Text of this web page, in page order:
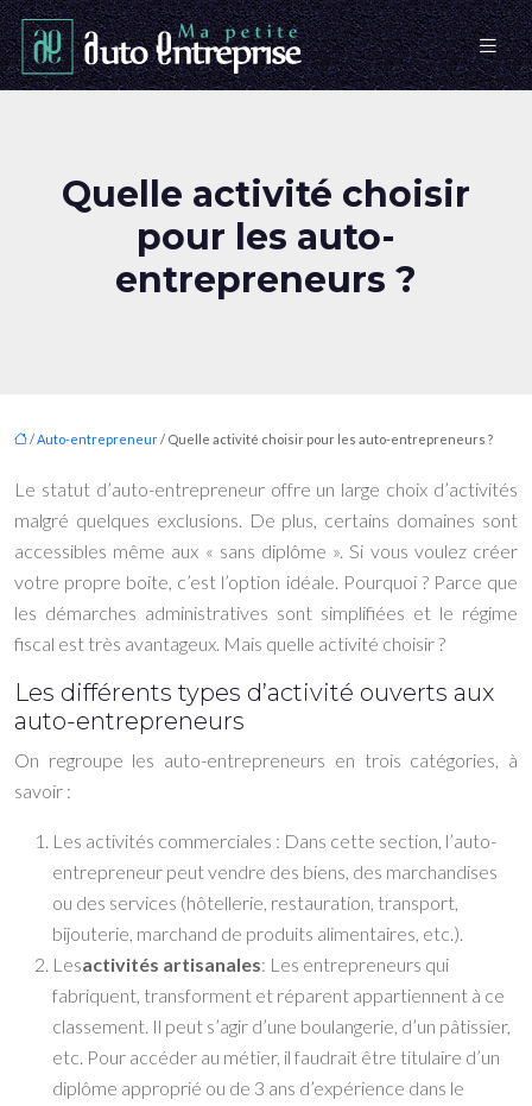
Quelle activité choisir
pour les auto-
entrepreneurs ?
/Auto-entrepreneur/ Quelle activité choisir pour les auto-entrepreneurs ?
Le statut d’auto-entrepreneur offre un large choix d’activités
malgré quelques exclusions. De plus, certains domaines sont
accessibles même aux « sans diplôme ». Si vous voulez créer
votre propre boite, c’est l’option idéale. Pourquoi ? Parce que
les démarches administratives sont simplifiées et le régime
fiscal est très avantageux. Mais quelle activité choisir ?
Les différents types d’activité ouverts aux
auto-entrepreneurs
On regroupe les auto-entrepreneurs en trois catégories, à
savoir :
Les activités commerciales : Dans cette section, l’auto-
entrepreneur peut vendre des biens, des marchandises
ou des services (hôtellerie, restauration, transport,
bijouterie, marchand de produits alimentaires, etc.).
Lesactivités artisanales: Les entrepreneurs qui
fabriquent, transforment et réparent appartiennent à ce
classement. Il peut s’agir d’une boulangerie, d’un pâtissier,
etc. Pour accéder au métier, il faudrait être titulaire d’un
diplôme approprié ou de 3 ans d’expérience dans le